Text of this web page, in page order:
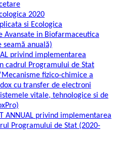
2020
si Ecologica
Avansate in Biofarmaceutica
seamă anuală)
privind implementarea
cadrul Programului de Stat
fizico-chimice a
cu transfer de electroni
vitale, tehnologice si de
ANNUAL privind implementarea
Programului de Stat (2020-